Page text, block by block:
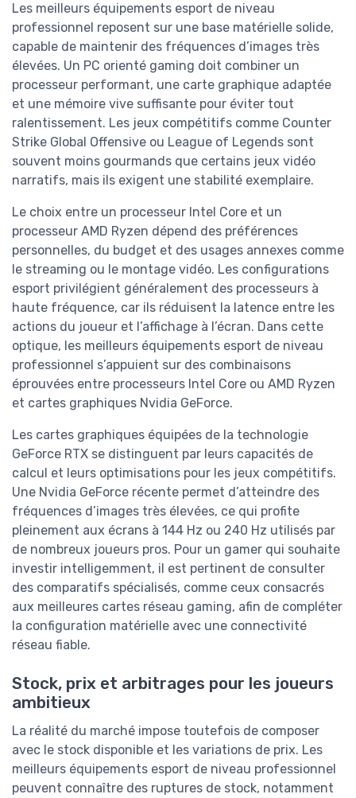
Les meilleurs équipements esport de niveau
professionnel reposent sur une base matérielle solide,
capable de maintenir des fréquences d’images très
élevées. Un PC orienté gaming doit combiner un
processeur performant, une carte graphique adaptée
et une mémoire vive suffisante pour éviter tout
ralentissement. Les jeux compétitifs comme Counter
Strike Global Offensive ou League of Legends sont
souvent moins gourmands que certains jeux vidéo
narratifs, mais ils exigent une stabilité exemplaire.
Le choix entre un processeur Intel Core et un
processeur AMD Ryzen dépend des préférences
personnelles, du budget et des usages annexes comme
le streaming ou le montage vidéo. Les configurations
esport privilégient généralement des processeurs à
haute fréquence, car ils réduisent la latence entre les
actions du joueur et l’affichage à l’écran. Dans cette
optique, les meilleurs équipements esport de niveau
professionnel s’appuient sur des combinaisons
éprouvées entre processeurs Intel Core ou AMD Ryzen
et cartes graphiques Nvidia GeForce.
Les cartes graphiques équipées de la technologie
GeForce RTX se distinguent par leurs capacités de
calcul et leurs optimisations pour les jeux compétitifs.
Une Nvidia GeForce récente permet d’atteindre des
fréquences d’images très élevées, ce qui profite
pleinement aux écrans à 144 Hz ou 240 Hz utilisés par
de nombreux joueurs pros. Pour un gamer qui souhaite
investir intelligemment, il est pertinent de consulter
des comparatifs spécialisés, comme ceux consacrés
aux meilleures cartes réseau gaming, afin de compléter
la configuration matérielle avec une connectivité
réseau fiable.
Stock, prix et arbitrages pour les joueurs
ambitieux
La réalité du marché impose toutefois de composer
avec le stock disponible et les variations de prix. Les
meilleurs équipements esport de niveau professionnel
peuvent connaître des ruptures de stock, notamment